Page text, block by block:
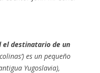
el destinatario de un
es un pequeño
Yugoslavia),